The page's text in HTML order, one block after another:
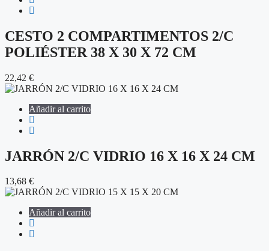
CESTO 2 COMPARTIMENTOS 2/C
POLIÉSTER 38 X 30 X 72 CM
22,42 €
Añadir al carrito
JARRÓN 2/C VIDRIO 16 X 16 X 24 CM
13,68 €
Añadir al carrito